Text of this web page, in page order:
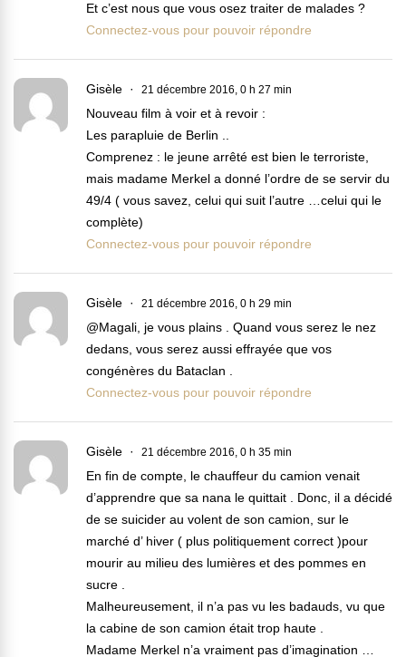
Et c’est nous que vous osez traiter de malades ?
Connectez-vous pour pouvoir répondre
Gisèle 21 décembre 2016, 0 h 27 min
Nouveau film à voir et à revoir :
Les parapluie de Berlin ..
Comprenez : le jeune arrêté est bien le terroriste,
mais madame Merkel a donné l’ordre de se servir du
49/4 ( vous savez, celui qui suit l’autre …celui qui le
complète)
Connectez-vous pour pouvoir répondre
Gisèle 21 décembre 2016, 0 h 29 min
@Magali, je vous plains . Quand vous serez le nez
dedans, vous serez aussi effrayée que vos
congénères du Bataclan .
Connectez-vous pour pouvoir répondre
Gisèle 21 décembre 2016, 0 h 35 min
En fin de compte, le chauffeur du camion venait
d’apprendre que sa nana le quittait . Donc, il a décidé
de se suicider au volent de son camion, sur le
marché d’ hiver ( plus politiquement correct )pour
mourir au milieu des lumières et des pommes en
sucre .
Malheureusement, il n’a pas vu les badauds, vu que
la cabine de son camion était trop haute .
Madame Merkel n’a vraiment pas d’imagination …